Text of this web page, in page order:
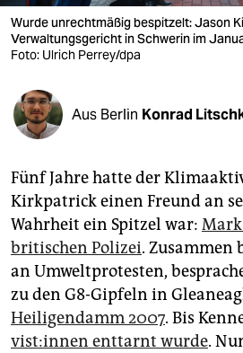
verlag
veranstaltungen
fragen & hilfe
abo
genossenschaft
epaper login
Wurde unrechtmäßig bespitzelt: Jason
Verwaltungsgericht in Schwerin im
Foto: Ulrich Perrey/dpa
Aus Berlin Konrad
Fünf Jahre hatte der
Kirkpatrick einen Freund an
Wahrheit ein Spitzel war: Mark
britischen Polizei. Zusammen
an Umweltprotesten,
zu den G8-Gipfeln in
Heiligendamm 2007. Bis
vis­t:in­nen enttarnt wurde.